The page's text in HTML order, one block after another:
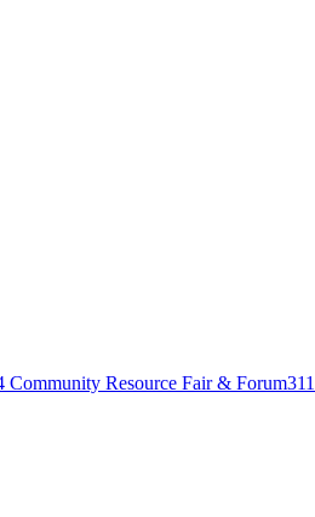
Community Resource Fair & Forum311